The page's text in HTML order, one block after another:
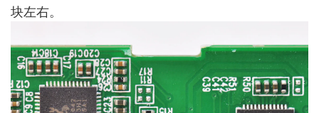
块左右。